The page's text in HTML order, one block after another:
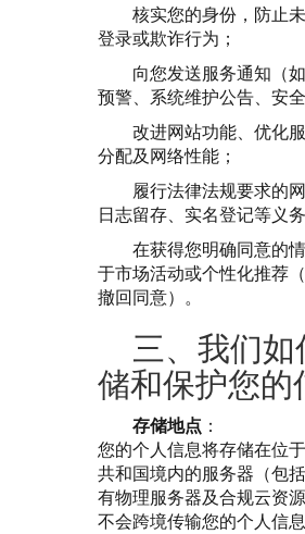
核实您的身份，防止
登录或欺诈行为；
向您发送服务通知（
预警、系统维护公告、安
改进网站功能、优化
分配及网络性能；
履行法律法规要求的网
日志留存、实名登记等义务
在获得您明确同意的
于市场活动或个性化推荐
撤回同意）。
三、我们如
储和保护您的
存储地点 ：
您的个人信息将存储在位
共和国境内的服务器（包
有物理服务器及合规云资
不会跨境传输您的个人信息